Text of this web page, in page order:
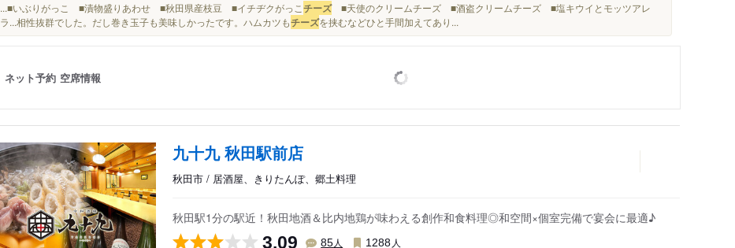
...■いぶりがっこ ■漬物盛りあわせ ■秋田県産枝豆 ■イチヂクがっこチーズ■天使のクリームチーズ ■酒盗クリームチーズ ■塩キウイとモッツアレ
ラ...相性抜群でした。だし巻き玉子も美味しかったです。ハムカツもチーズを挟むなどひと手間加えてあり...
ネット予約 空席情報
九十九 秋田駅前店
秋田市 / 居酒屋、きりたんぽ、郷土料理
秋田駅1分の駅近！秋田地酒＆比内地鶏が味わえる創作和食料理◎和空間×個室完備で宴会に最適♪
3.09 85人 1288 人